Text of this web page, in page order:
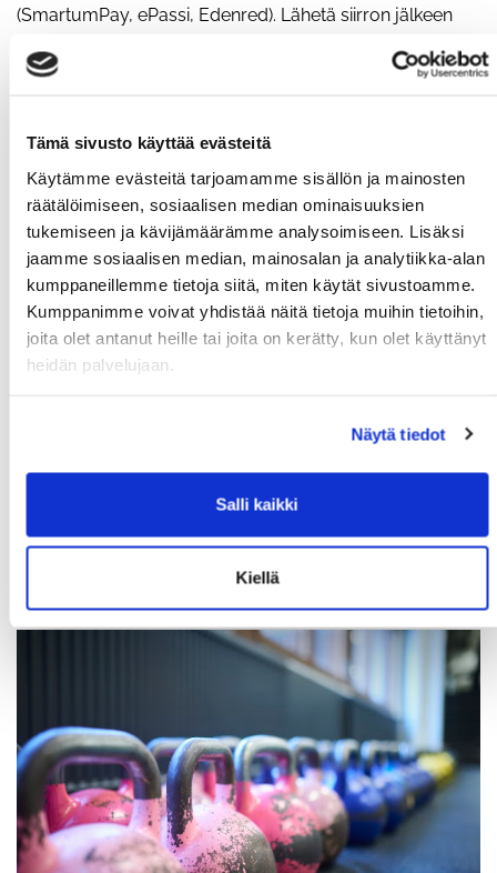
Tämä sivusto käyttää evästeitä
Käytämme evästeitä tarjoamamme sisällön ja mainosten
räätälöimiseen, sosiaalisen median ominaisuuksien
tukemiseen ja kävijämäärämme analysoimiseen. Lisäksi
jaamme sosiaalisen median, mainosalan ja analytiikka-alan
kumppaneillemme tietoja siitä, miten käytät sivustoamme.
Kumppanimme voivat yhdistää näitä tietoja muihin tietoihin,
joita olet antanut heille tai joita on kerätty, kun olet käyttänyt
heidän palvelujaan.
Näytä tiedot
Salli kaikki
Kiellä
(SmartumPay, ePassi, Edenred). Lähetä siirron jälkeen
info(at)reddoor.fi, kiitos! Fyysiset setelit tulee toimittaa
henkilötietojeni käsittelyn